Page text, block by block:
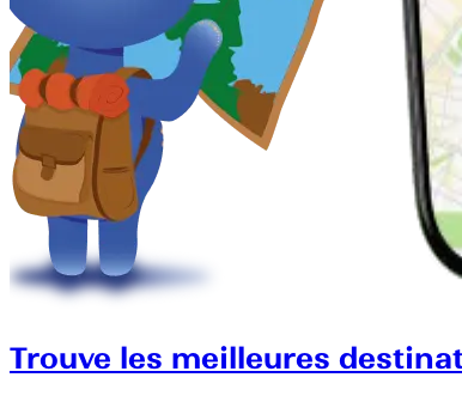
Trouve les meilleures